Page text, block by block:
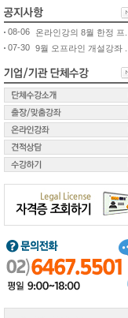
08-06
온라인강의 8월 한정 프...
07-30 9월 오프라인 개설강좌 ...